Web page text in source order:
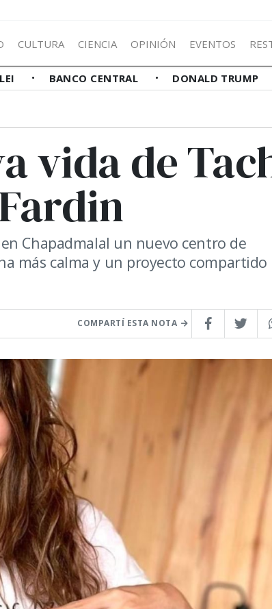
CULTURA CIENCIA OPINIÓN EVENTOS
BANCO CENTRAL DONALD TRUMP
vida de
Chapadmalal un nuevo centro de
más calma y un proyecto compartido
COMPARTÍ ESTA NOTA